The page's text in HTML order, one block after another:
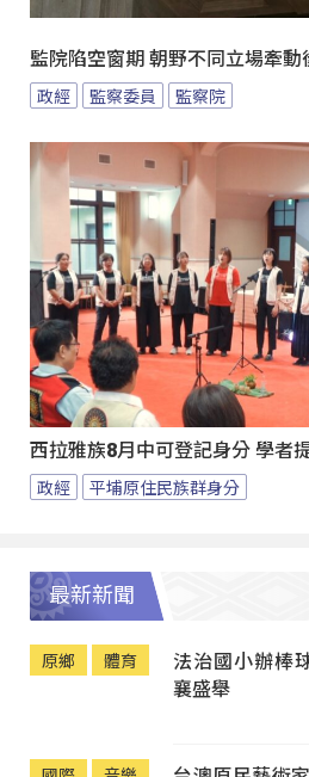
監院陷空窗期 朝野不同立場牽動
政經 監察委員 監察院
西拉雅族8月中可登記身分 學者
政經 平埔原住民族群身分
最新新聞
原鄉 體育
法治國小辦棒
襄盛舉